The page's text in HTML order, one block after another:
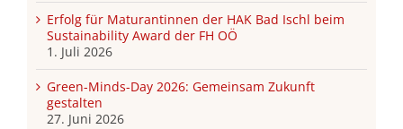
Erfolg für Maturantinnen der HAK Bad Ischl beim
Sustainability Award der FH OÖ
1. Juli 2026
Green-Minds-Day 2026: Gemeinsam Zukunft
gestalten
27. Juni 2026